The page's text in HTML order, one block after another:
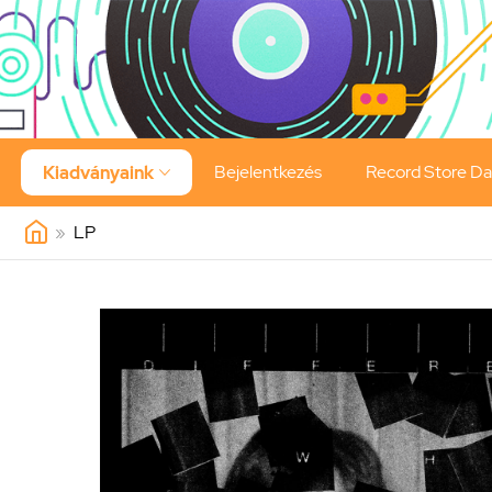
Kiadványaink  Bejelentkezés Record Store
» LP